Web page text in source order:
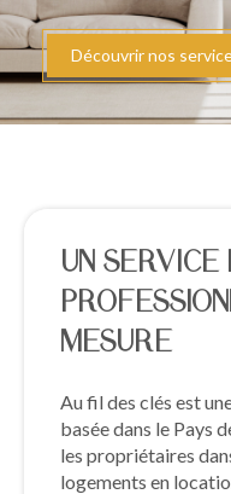
Découvrir nos
UN SERVICE
MESURE
Au fil des clés est
basée dans le Pays
les propriétaires
logements en